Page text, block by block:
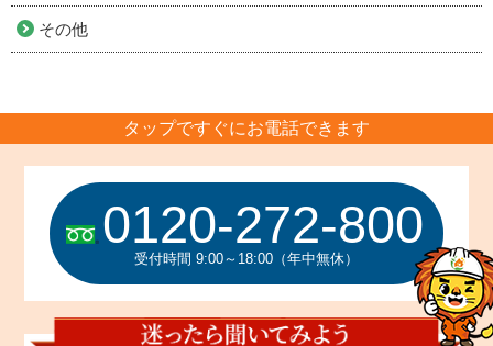
その他
タップですぐにお電話できます
0120-272-800
受付時間 9:00～18:00（年中無休）